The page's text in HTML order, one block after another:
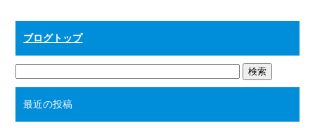
ブログトップ
最近の投稿